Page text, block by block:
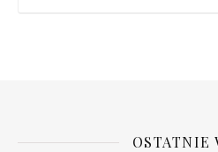
OSTATNIE